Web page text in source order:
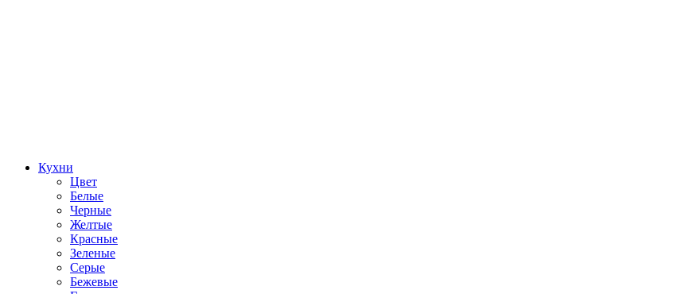
Кухни
Цвет
Белые
Черные
Желтые
Красные
Зеленые
Серые
Бежевые